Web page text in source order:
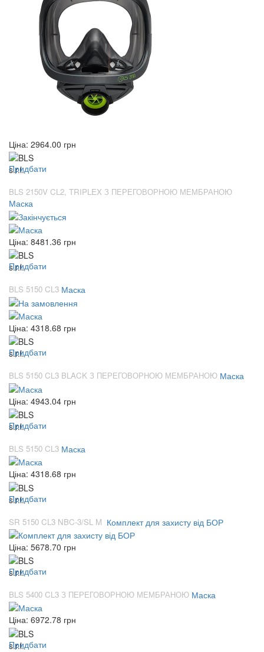
Ціна: 2964.00 грн
Придбати
BLS 2150V CL2, TRIPLEX З ПЕРЕГОВОРНОЮ МЕМБРАНОЮ
Маска
Ціна: 8481.36 грн
Придбати
BLS 5150 CL3 Маска
Ціна: 4318.68 грн
Придбати
BLS 5150 CL3 BLACK З ПЕРЕГОВОРНОЮ МЕМБРАНОЮ Маска
Ціна: 4943.04 грн
Придбати
BLS 5150 CL3 Маска
Ціна: 4318.68 грн
Придбати
SR 5150 CL3 NBC-3/SL M Комплект для захисту від БОР
Ціна: 5678.70 грн
Придбати
BLS 5400 CL3 З ПЕРЕГОВОРНОЮ МЕМБРАНОЮ Маска
Ціна: 6972.78 грн
Придбати